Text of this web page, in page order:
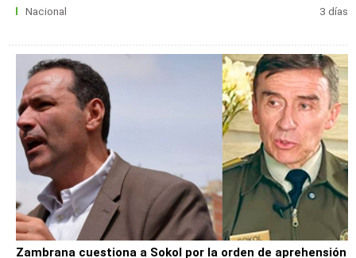
Nacional 3 días
Zambrana cuestiona a Sokol por la orden de aprehensión